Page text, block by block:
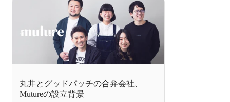
丸井とグッドパッチの合弁会社、
Mutureの設立背景